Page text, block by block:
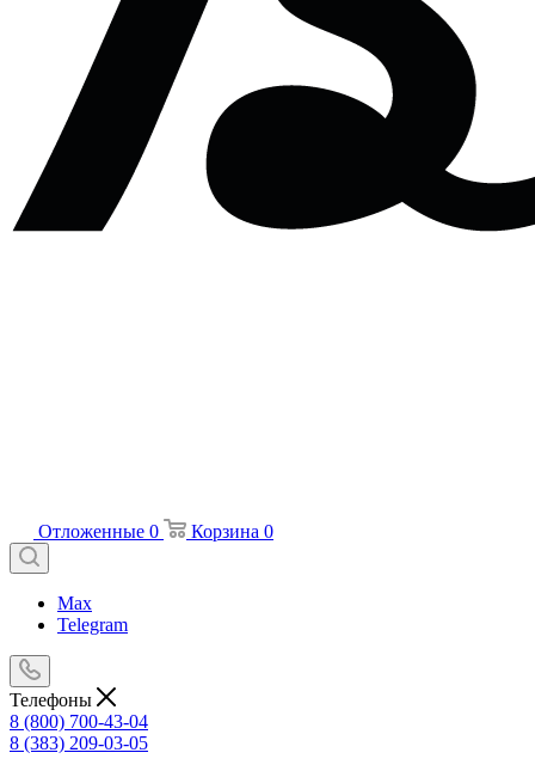
Отложенные 0 Корзина 0
Max
Telegram
Телефоны
8 (800) 700-43-04
8 (383) 209-03-05